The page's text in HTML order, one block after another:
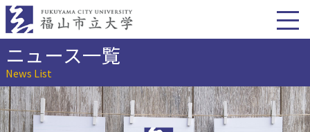
本
へ
ニュース一覧
News List